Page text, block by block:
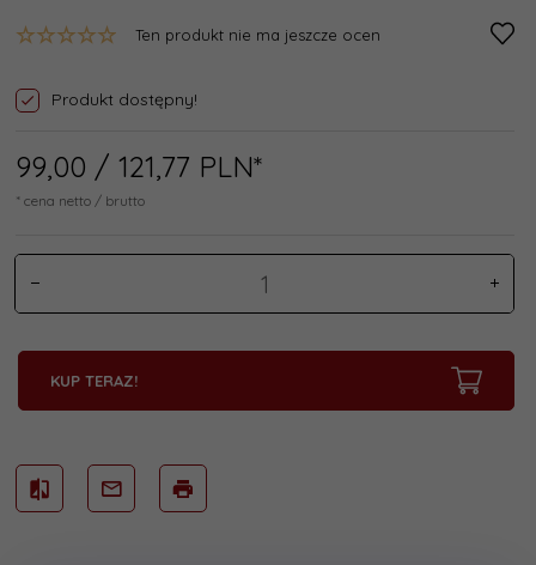
Ten produkt nie ma jeszcze ocen
Produkt dostępny!
99,00 / 121,77 PLN*
* cena netto / brutto
KUP TERAZ!